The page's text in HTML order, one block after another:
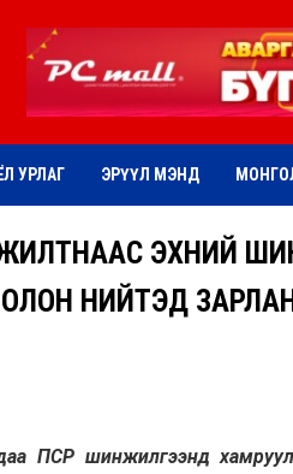
УРЛАГ ЭРҮҮЛ МЭНД
ЭХНИЙ
НИЙТЭД
ПСР шинжилгээнд